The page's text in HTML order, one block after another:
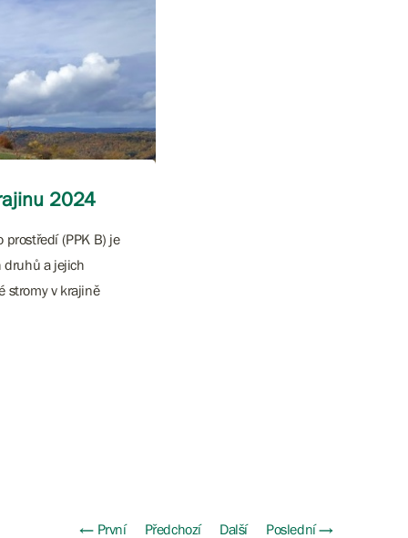
2024
prostředí (PPK B) je
druhů a jejich
stromy v krajině
← První Předchozí Další Poslední →